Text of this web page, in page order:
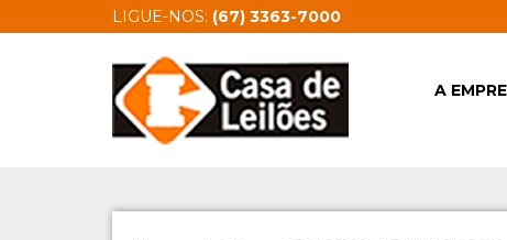
LIGUE-NOS: (67) 3363-7000
A